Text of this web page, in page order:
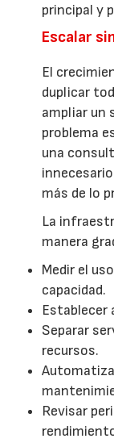
principal y
Escalar
El
duplicar
ampliar un
problema
una
más de lo
La
manera
Medir el
capacidad.
Establecer
Separar
recursos.
Revisar